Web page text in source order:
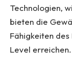
Technologien,
bieten die
Fähigkeiten
Level erreichen.